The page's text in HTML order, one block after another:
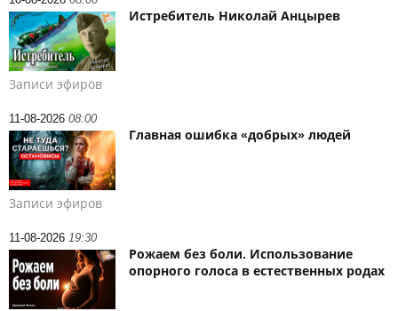
Истребитель Николай Анцырев
Записи эфиров
11-08-2026 08:00
Главная ошибка «добрых» людей
Записи эфиров
11-08-2026 19:30
Рожаем без боли. Использование
опорного голоса в естественных родах